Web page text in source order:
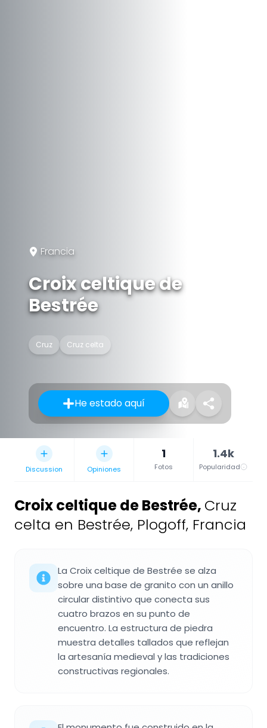
Francia
Croix celtique de
Bestrée
Cruz Cruz celta
He estado aquí
Discussion Opiniones
1
Fotos
1.4k
Popularidad
Croix celtique de Bestrée, Cruz
celta en Bestrée, Plogoff, Francia
La Croix celtique de Bestrée se alza
sobre una base de granito con un anillo
circular distintivo que conecta sus
cuatro brazos en su punto de
encuentro. La estructura de piedra
muestra detalles tallados que reflejan
la artesanía medieval y las tradiciones
constructivas regionales.